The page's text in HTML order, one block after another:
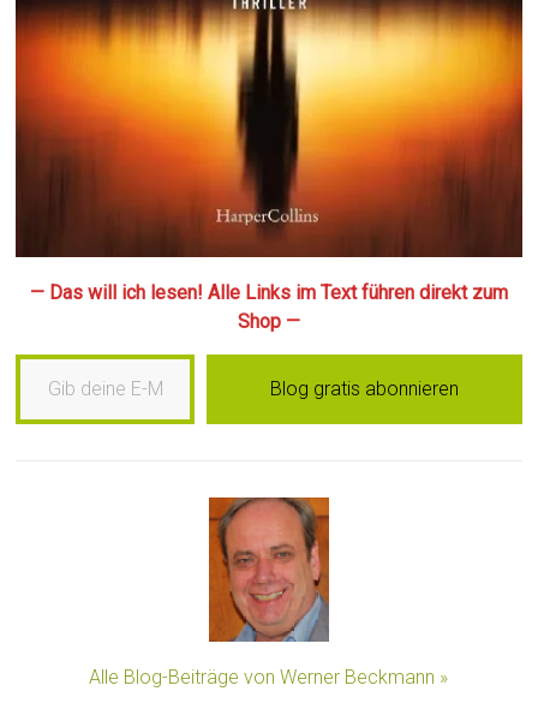
— Das will ich lesen! Alle Links im Text führen direkt zum
Shop —
Gib deine E-Mail-Adresse ein …
Blog gratis abonnieren
Alle Blog-Beiträge von Werner Beckmann »